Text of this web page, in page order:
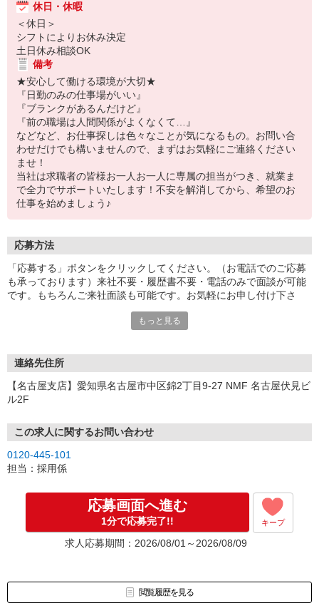
休日・休暇
＜休日＞
シフトによりお休み決定
土日休み相談OK
備考
★安心して働ける環境が大切★
『日勤のみの仕事場がいい』
『ブランクがあるんだけど』
『前の職場は人間関係がよくなくて…』
などなど、お仕事探しは色々なことが気になるもの。お問い合
わせだけでも構いませんので、まずはお気軽にご連絡ください
ませ！
当社は求職者の皆様お一人お一人に専属の担当がつき、就業ま
で全力でサポートいたします！不安を解消してから、希望のお
仕事を始めましょう♪
応募方法
「応募する」ボタンをクリックしてください。（お電話でのご応募
も承っております）来社不要・履歴書不要・電話のみで面談が可能
です。もちろんご来社面談も可能です。お気軽にお申し付け下さ
もっと見る
連絡先住所
【名古屋支店】愛知県名古屋市中区錦2丁目9-27 NMF 名古屋伏見ビ
ル2F
この求人に関するお問い合わせ
0120-445-101
担当：採用係
応募画面へ進む
1分で応募完了!! キープ
求人応募期間：2026/08/01～2026/08/09
閲覧履歴を見る